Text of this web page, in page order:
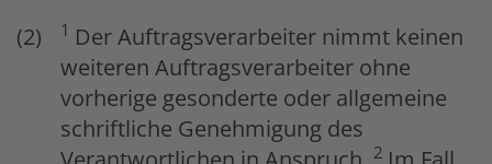
1 Der Auftragsverarbeiter nimmt keinen
weiteren Auftragsverarbeiter ohne
vorherige gesonderte oder allgemeine
schriftliche Genehmigung des
2